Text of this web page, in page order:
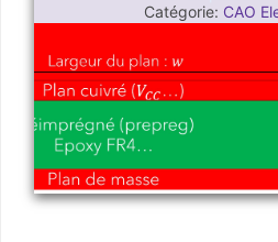
Catégorie: CAO